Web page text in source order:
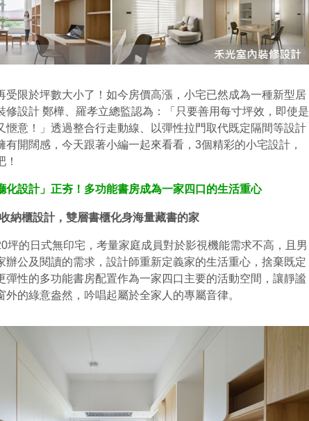
受限於坪數大小了！如今房價高漲，小宅已然成為一種新型居
修設計 鄭樺、羅孝立總監認為：「只要善用每寸坪效，即使是
愜意！」透過整合行走動線、以彈性拉門取代既定隔間等設計
有開闊感，今天跟著小編一起來看看，3個精彩的小宅設計，
化設計」正夯！多功能書房成為一家四口的生活重心
納櫃設計，雙層書櫃化身海量藏書的家
坪的日式無印宅，考量家庭成員對於影視機能需求不高，且男
辦公及閱讀的需求，設計師重新定義家的生活重心，捨棄既定
彈性的多功能書房配置作為一家四口主要的活動空間，讓靜謐
外的綠意盎然，吟唱起屬於全家人的專屬音律。